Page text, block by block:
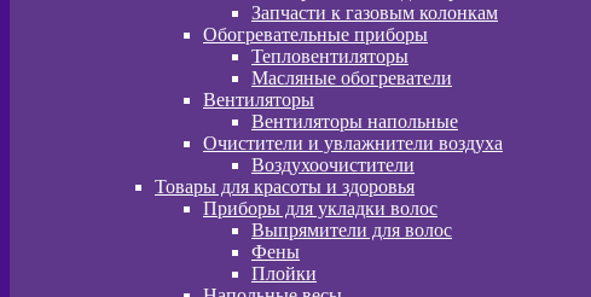
Запчасти к газовым колонкам
Обогревательные приборы
Тепловентиляторы
Масляные обогреватели
Вентиляторы
Вентиляторы напольные
Очистители и увлажнители воздуха
Воздухоочистители
Товары для красоты и здоровья
Приборы для укладки волос
Выпрямители для волос
Фены
Плойки